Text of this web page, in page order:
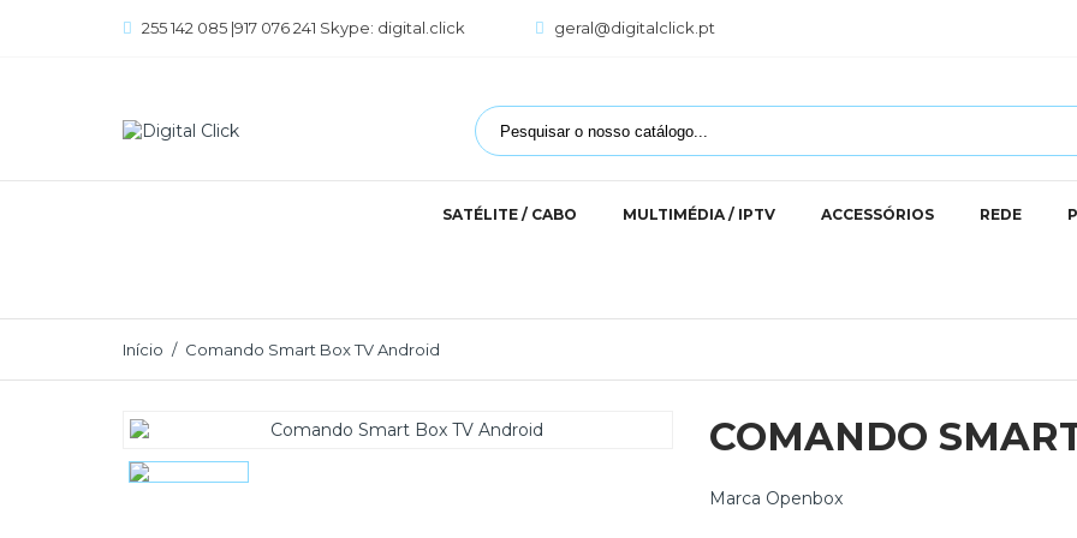
255 142 085 |917 076 241 Skype: digital.click geral@digitalclick.pt
SATÉLITE / CABO MULTIMÉDIA / IPTV ACCESSÓRIOS REDE
Início Comando Smart Box TV Android
COMANDO
Marca Openbox